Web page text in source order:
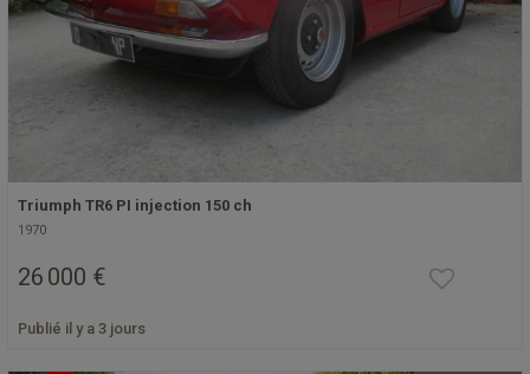
Triumph TR6 PI injection 150 ch
1970
26 000 €
Publié il y a 3 jours